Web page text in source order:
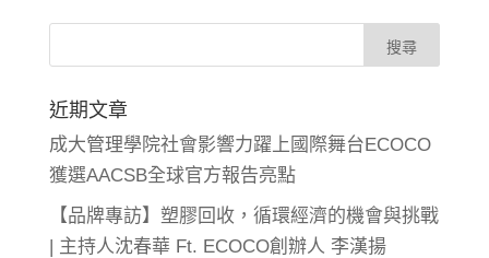
近期文章
成大管理學院社會影響力躍上國際舞台ECOCO
獲選AACSB全球官方報告亮點
【品牌專訪】塑膠回收，循環經濟的機會與挑戰
| 主持人沈春華 Ft. ECOCO創辦人 李漢揚